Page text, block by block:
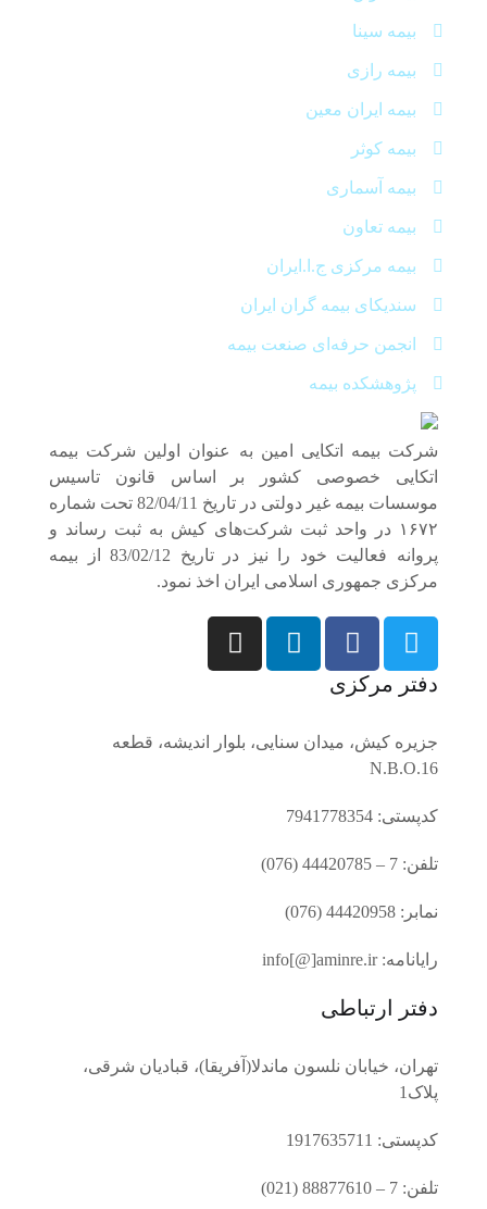
بیمه سینا
بیمه رازی
بیمه ایران معین
بیمه کوثر
بیمه آسماری
بیمه تعاون
بیمه مرکزی ج.ا.ایران
سندیکای بیمه گران ایران
انجمن حرفه‌ای صنعت بیمه
پژوهشکده بیمه
شرکت بیمه اتکایی امین به‌ عنوان اولین شرکت بیمه
اتکایی خصوصی کشور بر اساس قانون تاسیس
موسسات بیمه غیر دولتی در تاریخ 82/04/11 تحت شماره
۱۶۷۲ در واحد ثبت شرکت‌های کیش به ثبت رساند و
پروانه فعالیت خود را نیز در تاریخ 83/02/12 از بیمه
مرکزی جمهوری اسلامی ایران اخذ نمود.
دفتر مرکزی
جزیره کیش، میدان سنایی، بلوار اندیشه، قطعه
N.B.O.16
کدپستی: 7941778354
تلفن: 7 – 44420785 (076)
نمابر: 44420958 (076)
رایانامه: info[@]aminre.ir
دفتر ارتباطی
تهران، خیابان نلسون ماندلا(آفریقا)، قبادیان شرقی،
پلاک1
کدپستی: 1917635711
تلفن: 7 – 88877610 (021)